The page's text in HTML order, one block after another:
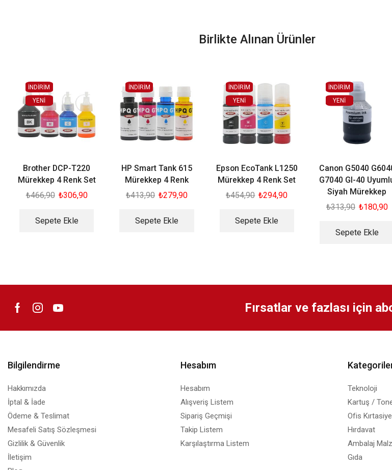
Birlikte Alınan Ürünler
İNDİRİM
YENI
Brother DCP-T220
Mürekkep 4 Renk Set
₺466,90 ₺306,90
Sepete Ekle
İNDİRİM
HP Smart Tank 615
Mürekkep 4 Renk
₺413,90 ₺279,90
Sepete Ekle
İNDİRİM
YENI
Epson EcoTank L1250
Mürekkep 4 Renk Set
₺454,90 ₺294,90
Sepete Ekle
İNDİRİM
YENI
Canon G5040
G7040 GI-40
Siyah Mürekkep
₺313,90 ₺180,90
Sepete Ekle
Fırsatlar ve fazlası için
Bilgilendirme
Hakkımızda
İptal & İade
Ödeme & Teslimat
Mesafeli Satış Sözleşmesi
Gizlilik & Güvenlik
İletişim
Hesabım
Hesabım
Alışveriş Listem
Sipariş Geçmişi
Takip Listem
Karşılaştırma Listem
Teknoloji
Kartuş /
Ofis Kırtasiye
Hırdavat
Ambalaj
Gıda